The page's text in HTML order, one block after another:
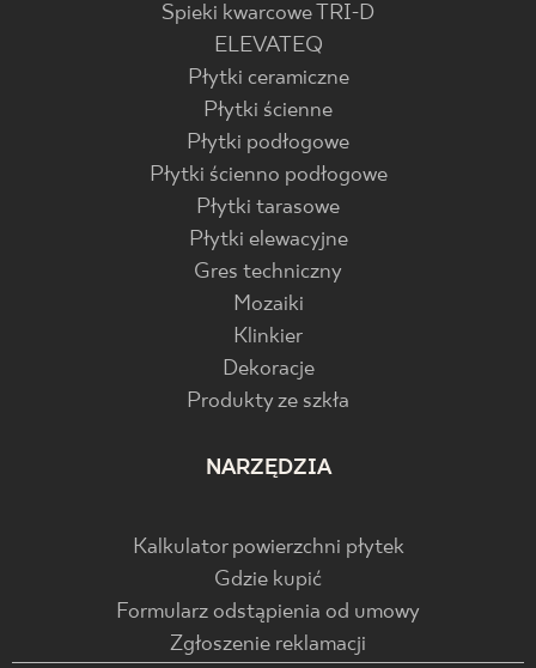
Spieki kwarcowe TRI-D
ELEVATEQ
Płytki ceramiczne
Płytki ścienne
Płytki podłogowe
Płytki ścienno podłogowe
Płytki tarasowe
Płytki elewacyjne
Gres techniczny
Mozaiki
Klinkier
Dekoracje
Produkty ze szkła
NARZĘDZIA
Kalkulator powierzchni płytek
Gdzie kupić
Formularz odstąpienia od umowy
Zgłoszenie reklamacji